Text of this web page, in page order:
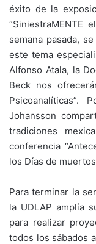
éxito de la
“SiniestraMENTE
semana pasada,
este tema
Alfonso Atala, la
Beck nos
Psicoanalíticas”.
Johansson
tradiciones
conferencia
los Días de
Para terminar la
la UDLAP amplía
para realizar
todos los sábados